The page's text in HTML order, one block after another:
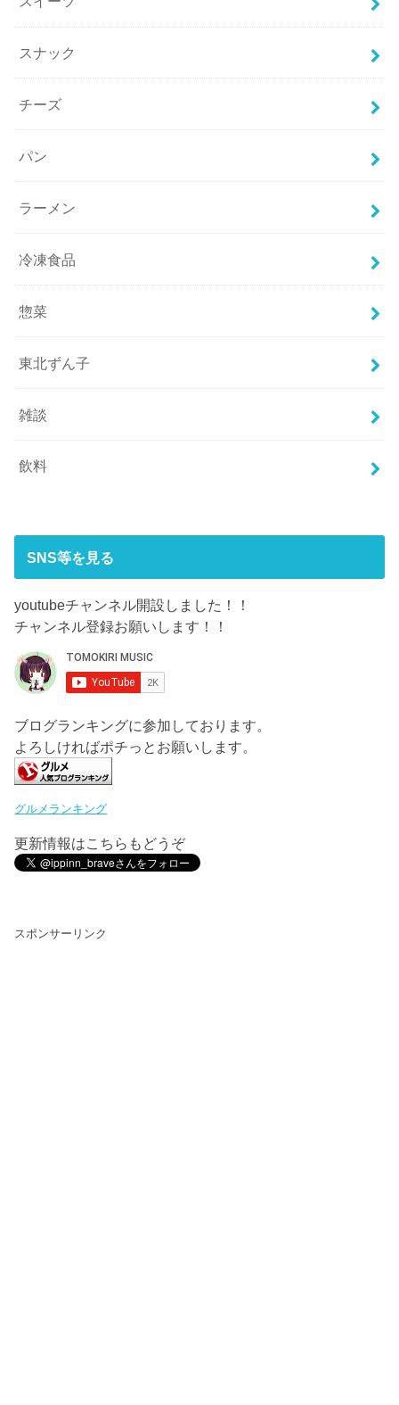
スナック
チーズ
パン
ラーメン
冷凍食品
惣菜
東北ずん子
雑談
飲料
SNS等を見る
youtubeチャンネル開設しました！！
チャンネル登録お願いします！！
ブログランキングに参加しております。
よろしければポチっとお願いします。
グルメランキング
更新情報はこちらもどうぞ
スポンサーリンク